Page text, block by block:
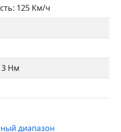
125 Км/ч
Нм
диапазон